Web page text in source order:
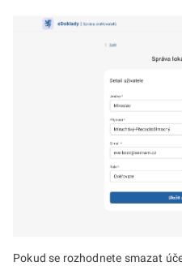
Pokud se rozhodnete smazat